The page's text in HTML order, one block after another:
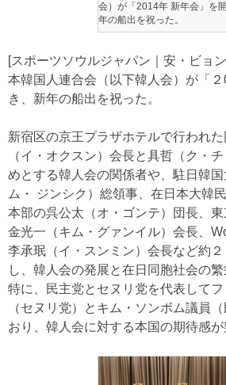
会）が「2014年 新年会」を
年の船出を祝った。
[スポーツソウルジャパン｜安・ビョ
本韓国人連合会（以下韓人会）が「
き、新年の船出を祝った。
新宿区の京王プラザホテルで行われ
（イ・オクスン）会長と具哲（ク・
めとする韓人会の関係者や、駐日韓
ム・ ジンシク）総領事、在日本大韓
本部の呉公太（オ・ゴンテ）団長、
金光一（キム・グァンイル）会長、
李承珉（イ・スンミン）会長など約
し、韓人会の発展と在日同胞社会の繁
特に、民主党とセヌリ党を代表して
（セヌリ党）とキム・ソンボム議員
おり、韓人会に対する本国の期待感が